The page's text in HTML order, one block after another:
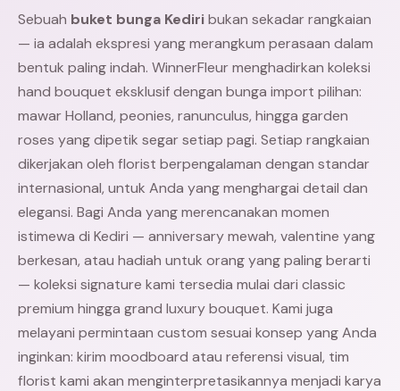
Sebuah buket bunga Kediribukan sekadar rangkaian
— ia adalah ekspresi yang merangkum perasaan dalam
bentuk paling indah. WinnerFleur menghadirkan koleksi
hand bouquet eksklusif dengan bunga import pilihan:
mawar Holland, peonies, ranunculus, hingga garden
roses yang dipetik segar setiap pagi. Setiap rangkaian
dikerjakan oleh florist berpengalaman dengan standar
internasional, untuk Anda yang menghargai detail dan
elegansi. Bagi Anda yang merencanakan momen
istimewa di Kediri — anniversary mewah, valentine yang
berkesan, atau hadiah untuk orang yang paling berarti
— koleksi signature kami tersedia mulai dari classic
premium hingga grand luxury bouquet. Kami juga
melayani permintaan custom sesuai konsep yang Anda
inginkan: kirim moodboard atau referensi visual, tim
florist kami akan menginterpretasikannya menjadi karya